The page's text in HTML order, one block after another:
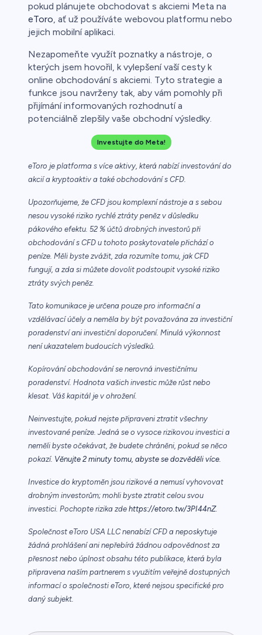
pokud plánujete obchodovat s akciemi Meta na
eToro, ať už používáte webovou platformu nebo
jejich mobilní aplikaci.
Nezapomeňte využít poznatky a nástroje, o
kterých jsem hovořil, k vylepšení vaší cesty k
online obchodování s akciemi. Tyto strategie a
funkce jsou navrženy tak, aby vám pomohly při
přijímání informovaných rozhodnutí a
potenciálně zlepšily vaše obchodní výsledky.
Investujte do Meta!
eToro je platforma s více aktivy, která nabízí investování do
akcií a kryptoaktiv a také obchodování s CFD.
Upozorňujeme, že CFD jsou komplexní nástroje a s sebou
nesou vysoké riziko rychlé ztráty peněz v důsledku
pákového efektu. 52 % účtů drobných investorů při
obchodování s CFD u tohoto poskytovatele přichází o
peníze. Měli byste zvážit, zda rozumíte tomu, jak CFD
fungují, a zda si můžete dovolit podstoupit vysoké riziko
ztráty svých peněz.
Tato komunikace je určena pouze pro informační a
vzdělávací účely a neměla by být považována za investiční
poradenství ani investiční doporučení. Minulá výkonnost
není ukazatelem budoucích výsledků.
Kopírování obchodování se nerovná investičnímu
poradenství. Hodnota vašich investic může růst nebo
klesat. Váš kapitál je v ohrožení.
Neinvestujte, pokud nejste připraveni ztratit všechny
investované peníze. Jedná se o vysoce rizikovou investici a
neměli byste očekávat, že budete chráněni, pokud se něco
pokazí. Věnujte 2 minuty tomu, abyste se dozvěděli více.
Investice do kryptoměn jsou rizikové a nemusí vyhovovat
drobným investorům; mohli byste ztratit celou svou
investici. Pochopte rizika zde https://etoro.tw/3PI44nZ.
Společnost eToro USA LLC nenabízí CFD a neposkytuje
žádná prohlášení ani nepřebírá žádnou odpovědnost za
přesnost nebo úplnost obsahu této publikace, která byla
připravena naším partnerem s využitím veřejně dostupných
informací o společnosti eToro, které nejsou specifické pro
daný subjekt.